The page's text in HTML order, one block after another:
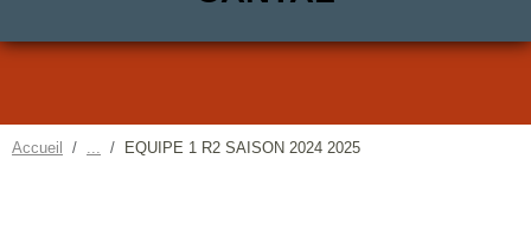
Accueil EQUIPE 1 R2 SAISON 2024 2025